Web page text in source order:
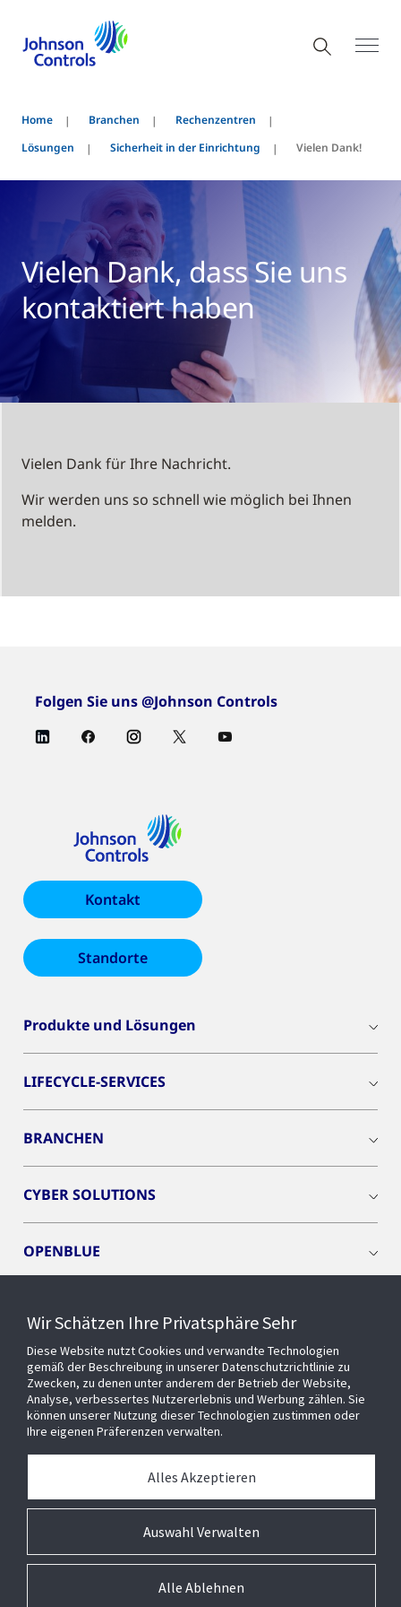
Home Branchen
Rechenzentren
Lösungen
Sicherheit in der Einrichtung Vielen Dank!
Vielen Dank, dass Sie uns
kontaktiert haben
Vielen Dank für Ihre Nachricht.
Wir werden uns so schnell wie möglich bei Ihnen
melden.
Folgen Sie uns @Johnson Controls
Kontakt
Standorte
Produkte und Lösungen
LIFECYCLE-SERVICES
BRANCHEN
CYBER SOLUTIONS
OPENBLUE
EVENTS
Über uns
© 2026 Johnson Controls Inc. All rights reserved.
Wir Schätzen Ihre Privatsphäre Sehr
Diese Website nutzt Cookies und verwandte Technologien
gemäß der Beschreibung in unserer Datenschutzrichtlinie zu
Zwecken, zu denen unter anderem der Betrieb der Website,
Analyse, verbessertes Nutzererlebnis und Werbung zählen. Sie
können unserer Nutzung dieser Technologien zustimmen oder
Ihre eigenen Präferenzen verwalten.
Auswahl Verwalten
Alles Akzeptieren
Alle Ablehnen